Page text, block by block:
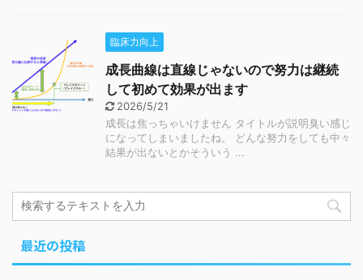
臨床力向上
成長曲線は直線じゃないので努力は継続
して初めて効果が出ます
2026/5/21
成長は焦っちゃいけません タイトルが説明臭い感じ
になってしまいましたね。 どんな努力をしても中々
結果が出ないとかそういう ...
最近の投稿